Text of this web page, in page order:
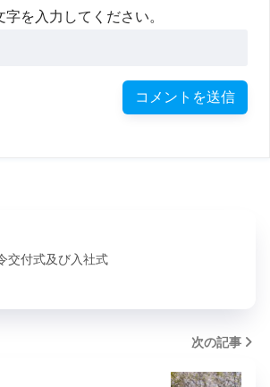
字を入力してください。
交付式及び入社式
次の記事